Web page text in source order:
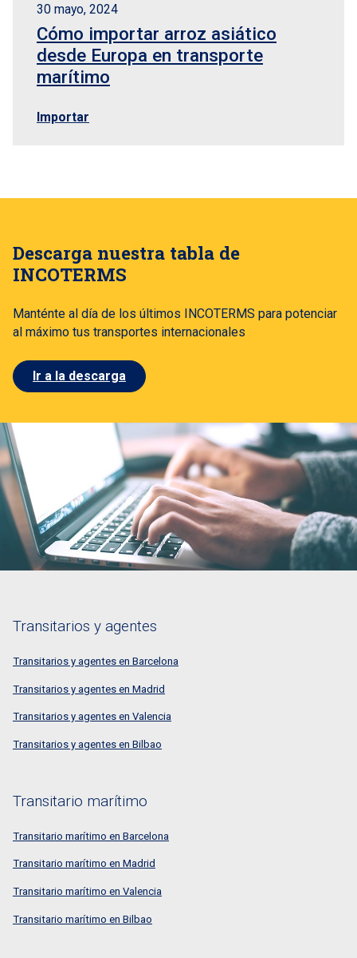
30 mayo, 2024
Cómo importar arroz asiático
desde Europa en transporte
marítimo
Importar
Descarga nuestra tabla de
INCOTERMS
Manténte al día de los últimos INCOTERMS para potenciar
al máximo tus transportes internacionales
Ir a la descarga
Transitarios y agentes
Transitarios y agentes en Barcelona
Transitarios y agentes en Madrid
Transitarios y agentes en Valencia
Transitarios y agentes en Bilbao
Transitario marítimo
Transitario marítimo en Barcelona
Transitario marítimo en Madrid
Transitario marítimo en Valencia
Transitario marítimo en Bilbao